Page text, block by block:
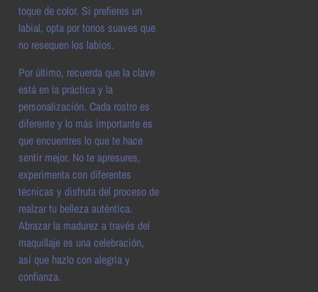
toque de color. Si prefieres un
labial, opta por tonos suaves que
no resequen los labios.
Por último, recuerda que la clave
está en la práctica y la
personalización. Cada rostro es
diferente y lo más importante es
que encuentres lo que te hace
sentir mejor. No te apresures,
experimenta con diferentes
técnicas y disfruta del proceso de
realzar tu belleza auténtica.
Abrazar la madurez a través del
maquillaje es una celebración,
así que hazlo con alegría y
confianza.